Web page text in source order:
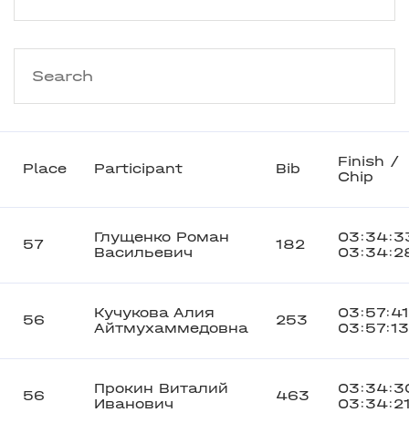
Place Participant Bib
Finish /
Chip
57
Глущенко Роман
Васильевич
182
56
Кучукова Алия
Айтмухаммедовна
253
03:57:41
03:57:13
56
Прокин Виталий
Иванович
463